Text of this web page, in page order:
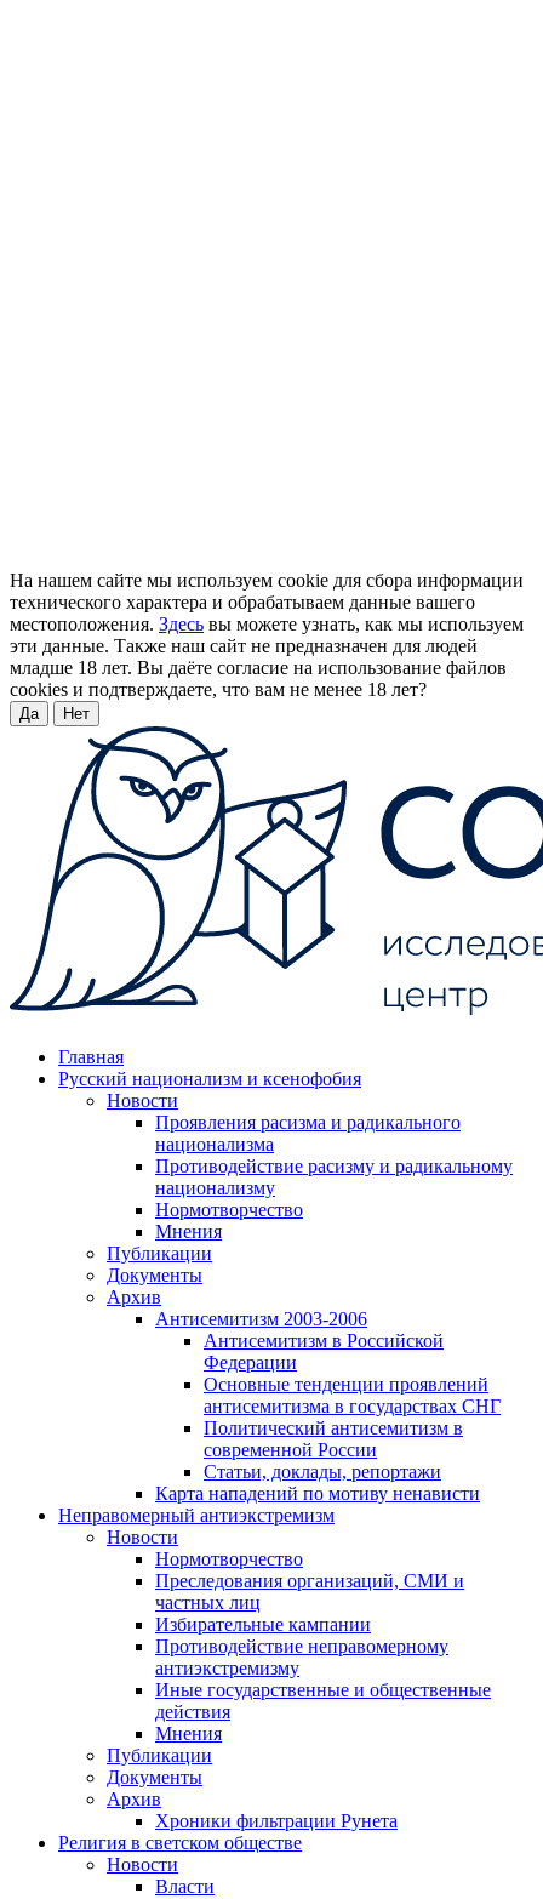
На нашем сайте мы используем cookie для сбора информации
технического характера и обрабатываем данные вашего
местоположения. Здесь вы можете узнать, как мы используем
эти данные. Также наш сайт не предназначен для людей
младше 18 лет. Вы даёте согласие на использование файлов
cookies и подтверждаете, что вам не менее 18 лет?
Да Нет
Главная
Русский национализм и ксенофобия
Новости
Проявления расизма и радикального
национализма
Противодействие расизму и радикальному
национализму
Нормотворчество
Мнения
Публикации
Документы
Архив
Антисемитизм 2003-2006
Антисемитизм в Российской
Федерации
Основные тенденции проявлений
антисемитизма в государствах СНГ
Политический антисемитизм в
современной России
Статьи, доклады, репортажи
Карта нападений по мотиву ненависти
Неправомерный антиэкстремизм
Новости
Нормотворчество
Преследования организаций, СМИ и
частных лиц
Избирательные кампании
Противодействие неправомерному
антиэкстремизму
Иные государственные и общественные
действия
Мнения
Публикации
Документы
Архив
Хроники фильтрации Рунета
Религия в светском обществе
Новости
Власти